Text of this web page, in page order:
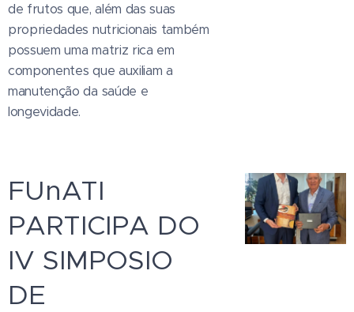
de frutos que, além das suas
propriedades nutricionais também
possuem uma matriz rica em
componentes que auxiliam a
manutenção da saúde e
longevidade.
FUnATI
PARTICIPA DO
IV SIMPOSIO
DE